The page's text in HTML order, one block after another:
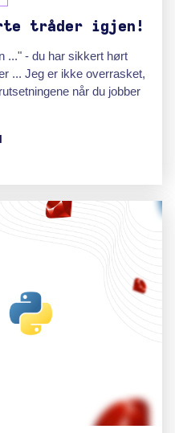
tråder igjen!
..." - du har sikkert hørt
... Jeg er ikke overrasket,
når du jobber